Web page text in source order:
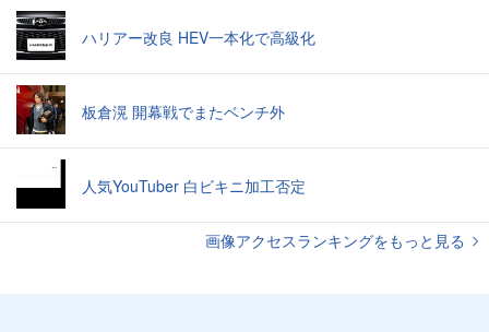
ハリアー改良 HEV一本化で高級化
板倉滉 開幕戦でまたベンチ外
人気YouTuber 白ビキニ加工否定
画像アクセスランキングをもっと見る